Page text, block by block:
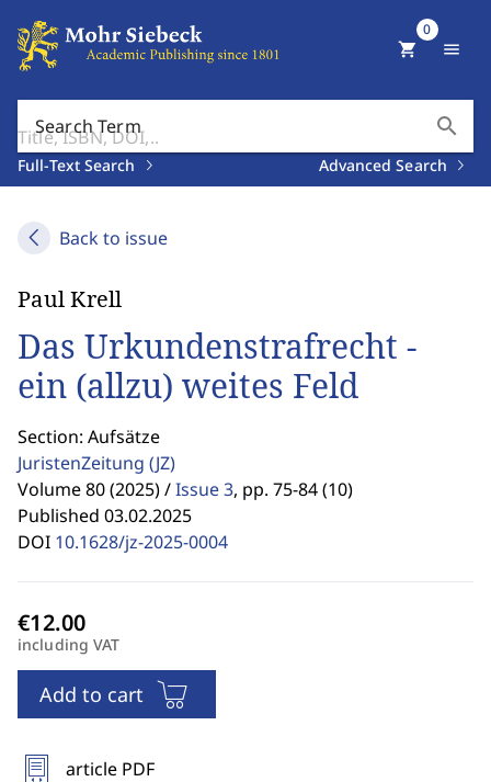
Search Term search
Full-Text Search Advanced Search
shopping_cart
0
menu
Back to issue
Paul Krell
Das Urkundenstrafrecht -
ein (allzu) weites Feld
Section: Aufsätze
JuristenZeitung (JZ)
Volume 80 (2025) /Issue 3, pp. 75-84 (10)
Published 03.02.2025
DOI 10.1628/jz-2025-0004
including VAT
Add to cart
article PDF